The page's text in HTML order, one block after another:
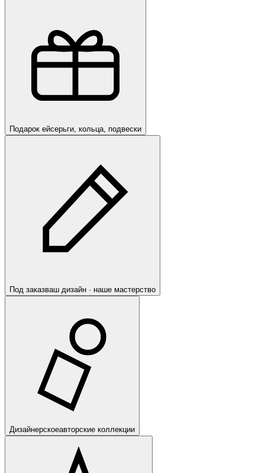
Подарок ейсерьги, кольца, подвески
Под заказваш дизайн · наше мастерство
Дизайнерскоеавторские коллекции